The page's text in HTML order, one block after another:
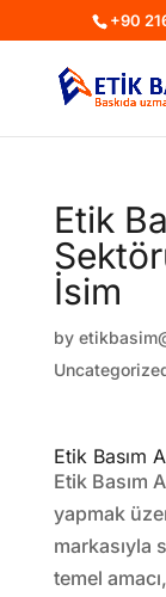
+90
Etik
İsim
by
Etik Basım
Etik Basım
yapmak
markasıyla
temel